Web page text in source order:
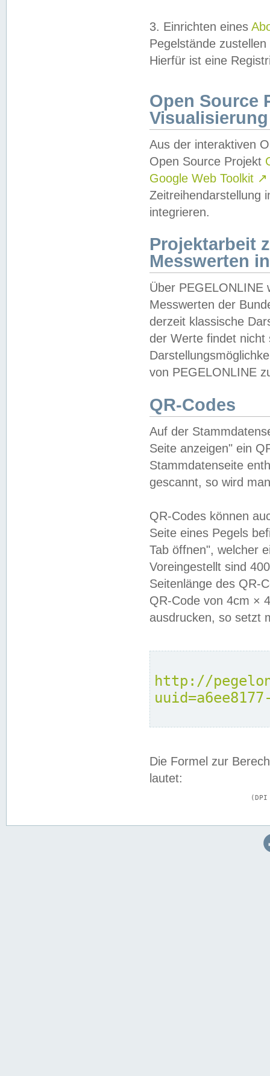
3. Einrichten eines
Pegelstände
Hierfür ist eine
Open Source
Visualisierung
Aus der interaktiven
Open Source Projekt
Google Web Toolkit ↗
Zeitreihendarstellung
integrieren.
Projektarbeit
Messwerten
Über PEGELONLINE
Messwerten der
derzeit klassische
der Werte findet
von PEGELONLINE
QR-Codes
Auf der
Seite anzeigen" ein
Stammdatenseite
gescannt, so wird
QR-Codes können
Seite eines Pegels
Tab öffnen", welcher
Voreingestellt sind
Seitenlänge des QR-
QR-Code von 4cm ×
ausdrucken, so setzt
http://
Die Formel zur
lautet: